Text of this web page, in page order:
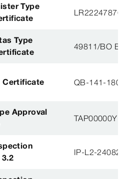
Type
Type
49811/BO BV
Certificate QB-141-
Approval
TAP00000YB
IP-L2-